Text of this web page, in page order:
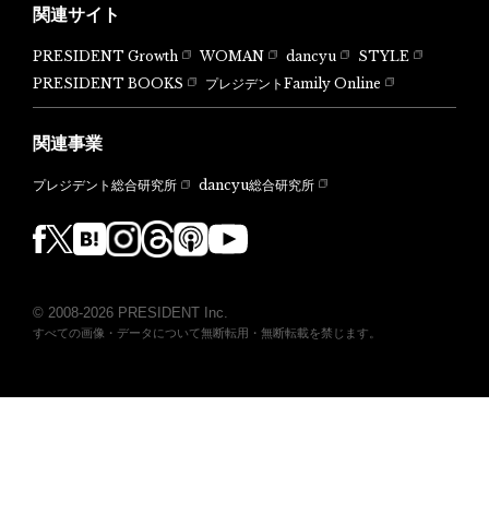
関連サイト
PRESIDENT Growth WOMAN dancyu
STYLE
PRESIDENT BOOKS
プレジデントFamily Online
関連事業
プレジデント総合研究所 dancyu総合研究所
© 2008-2026 PRESIDENT Inc.
すべての画像・データについて無断転用・無断転載を禁じます。